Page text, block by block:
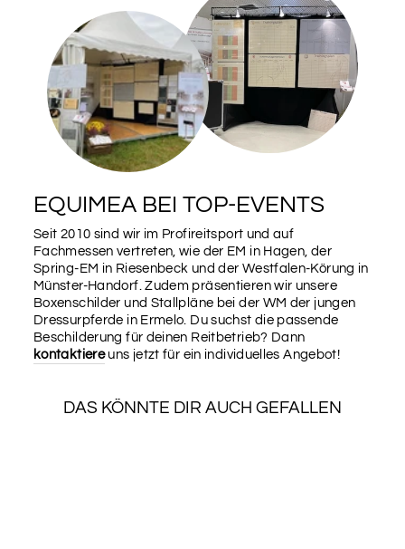
SCHRIFTART
21
Daten des Pferdes
Bitte trage hier die gewünschten Daten des Pferdes
ein. Wenn du die deutsche Lebensnummer (z.B.
DE123456789012) einträgst, ziehen wir uns alle Daten,
bis auf das Geburtsdatum, aus der FN Datenbank
das Eintragen der restlichen Daten.
Lebensnummer (z.B. DE123456789012)
Name des Pferdes
EQUIMEA BEI TOP-EVENTS
Seit 2010 sind wir im Profireitsport und auf
Fachmessen vertreten, wie der EM in Hagen, der
Spring-EM in Riesenbeck und der Westfalen-Körung in
Münster-Handorf. Zudem präsentieren wir unsere
Boxenschilder und Stallpläne bei der WM der jungen
Dressurpferde in Ermelo. Du suchst die passende
Beschilderung für deinen Reitbetrieb? Dann
kontaktiere uns jetzt für ein individuelles Angebot!
DAS KÖNNTE DIR AUCH GEFALLEN